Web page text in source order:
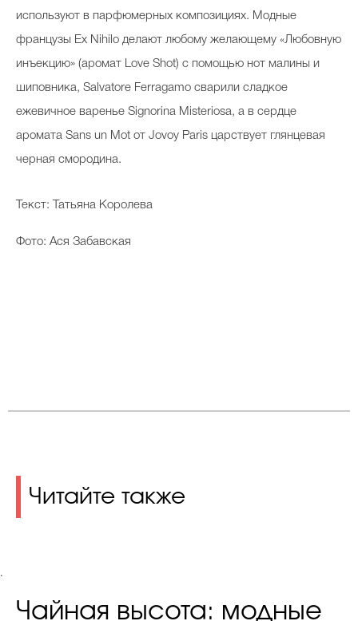
используют в парфюмерных композициях. Модные
французы Ex Nihilo делают любому желающему «Любовную
инъекцию» (аромат Love Shot) с помощью нот малины и
шиповника, Salvatore Ferragamo сварили сладкое
ежевичное варенье Signorina Misteriosa, а в сердце
аромата Sans un Mot от Jovoy Paris царствует глянцевая
черная смородина.
Текст: Татьяна Королева
Фото: Ася Забавская
Читайте также
.
Чайная высота: модные